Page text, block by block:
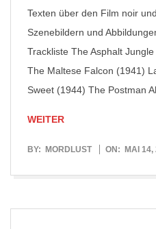
Texten über den Film noir
Szenebildern und
Trackliste The Asphalt
The Maltese Falcon (1941)
Sweet (1944) The Postman
WEITER
2017-
BY: MORDLUST ON: MAI 14,